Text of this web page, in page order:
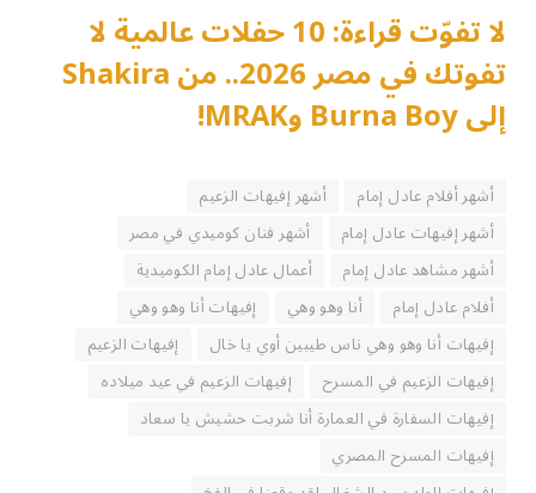
لا تفوّت قراءة: 10 حفلات عالمية لا
تفوتك في مصر 2026.. من Shakira
إلى Burna Boy وMRAK!
أشهر أفلام عادل إمام
أشهر إفيهات الزعيم
أشهر إفيهات عادل إمام
أشهر فنان كوميدي في مصر
أشهر مشاهد عادل إمام
أعمال عادل إمام الكوميدية
أفلام عادل إمام
أنا وهو وهي
إفيهات أنا وهو وهي
إفيهات أنا وهو وهي ناس طيبين أوي يا خال
إفيهات الزعيم
إفيهات الزعيم في المسرح
إفيهات الزعيم في عيد ميلاده
إفيهات السفارة في العمارة أنا شربت حشيش يا سعاد
إفيهات المسرح المصري